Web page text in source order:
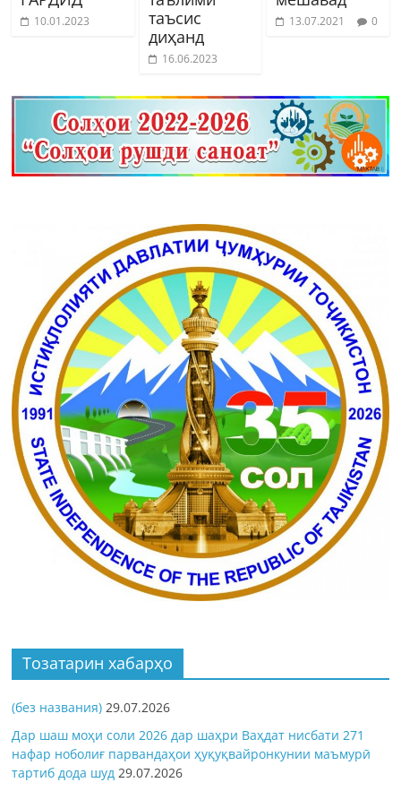
10.01.2023
таъсис
диҳанд
16.06.2023
13.07.2021 0
Тозатарин хабарҳо
(без названия) 29.07.2026
Дар шаш моҳи соли 2026 дар шаҳри Ваҳдат нисбати 271
нафар ноболиғ парвандаҳои ҳуқуқвайронкунии маъмурӣ
тартиб дода шуд 29.07.2026